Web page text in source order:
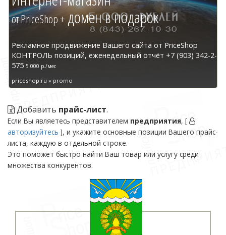
от PriceShop +домен в подарок
Рекламное продвижение Вашего сайта от PriceShop
КОНТРОЛЬ позиций, еженедельный отчёт +7 (903) 342-2-
575 5 000 р./мес
priceshop.ru » promo
Добавить прайс-лист.
Если Вы являетесь представителем предприятия, [
авторизуйтесь ], и укажите основные позиции Вашего прайс-
листа, каждую в отдельной строке.
Это поможет быстро найти Ваш товар или услугу среди
множества конкурентов.